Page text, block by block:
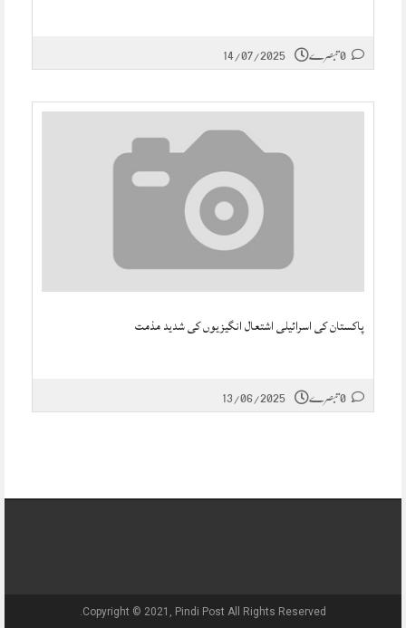
14/07/2025
پاکستان کی اسرائیلی اشتعال انگیزیوں کی شدید مذمت
13/06/2025
Copyright © 2021, Pindi Post All Rights Reserved.